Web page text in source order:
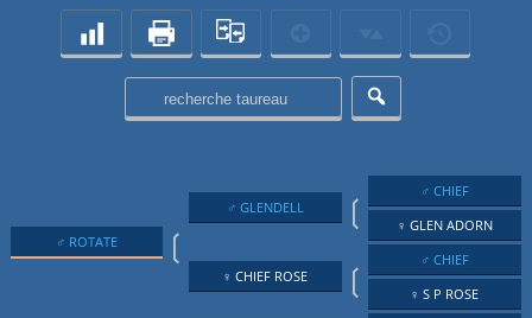
♂ ROTATE ❲
♂ GLENDELL ❲
♂ CHIEF
♀ GLEN ADORN
♀ CHIEF ROSE ❲
♂ CHIEF
♀ S P ROSE